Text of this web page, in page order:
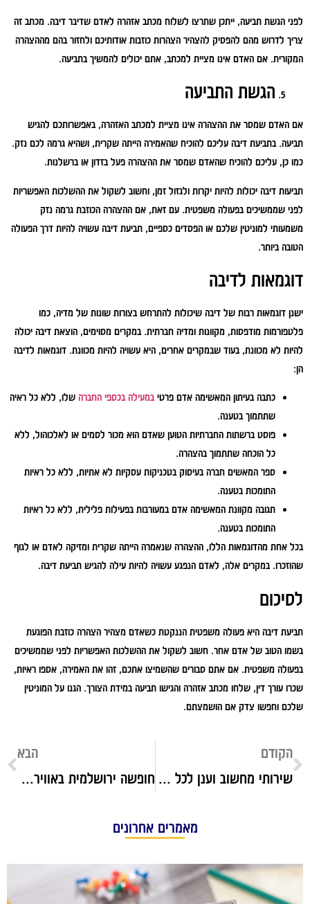
לפני הגשת תביעה, ייתכן שתרצו לשלוח מכתב אזהרה לאדם שדיבר דיבה. מכתב זה
צריך לדרוש מהם להפסיק להצהיר הצהרות כוזבות אודותיכם ולחזור בהם מההצהרה
המקורית. אם האדם אינו מציית למכתב, אתם יכולים להמשיך בתביעה.
הגשת התביעה
אם האדם שמסר את ההצהרה אינו מציית למכתב האזהרה, באפשרותכם להגיש
תביעה. בתביעת דיבה עליכם להוכיח שהאמירה הייתה שקרית, ושהיא גרמה לכם נזק.
כמו כן, עליכם להוכיח שהאדם שמסר את ההצהרה פעל בזדון או ברשלנות.
תביעות דיבה יכולות להיות יקרות ולגזול זמן, וחשוב לשקול את ההשלכות האפשריות
לפני שממשיכים בפעולה משפטית. עם זאת, אם ההצהרה הכוזבת גרמה נזק
משמעותי למוניטין שלכם או הפסדים כספיים, תביעת דיבה עשויה להיות דרך הפעולה
הטובה ביותר.
דוגמאות לדיבה
ישנן דוגמאות רבות של דיבה שיכולות להתרחש בצורות שונות של מדיה, כמו
פלטפורמות מודפסות, מקוונות ומדיה חברתית. במקרים מסוימים, הוצאת דיבה יכולה
להיות לא מכוונת, בעוד שבמקרים אחרים, היא עשויה להיות מכוונת. דוגמאות לדיבה
הן:
כתבה בעיתון המאשימה אדם פרטי במעילה בכספי החברה שלו, ללא כל ראיה
שתתמוך בטענה.
פוסט ברשתות החברתיות הטוען שאדם הוא מכור לסמים או לאלכוהול, ללא
כל הוכחה שתתמוך בהצהרה.
ספר המאשים חברה בעיסוק בטכניקות עסקיות לא אתיות, ללא כל ראיות
התומכות בטענה.
תגובה מקוונת המאשימה אדם במעורבות בפעילות פלילית, ללא כל ראיות
התומכות בטענה.
בכל אחת מהדוגמאות הללו, ההצהרה שנאמרה הייתה שקרית ומזיקה לאדם או לגוף
שהוזכרו. במקרים אלה, לאדם הנפגע עשויה להיות עילה להגיש תביעת דיבה.
לסיכום
תביעת דיבה היא פעולה משפטית הננקטת כשאדם מצהיר הצהרה כוזבת הפוגעת
בשמו הטוב של אדם אחר. חשוב לשקול את ההשלכות האפשריות לפני שממשיכים
בפעולה משפטית. אם אתם סבורים שהשמיצו אתכם, זהו את האמירה, אספו ראיות,
שכרו עורך דין, שלחו מכתב אזהרה והגישו תביעה במידת הצורך. הגנו על המוניטין
שלכם וחפשו צדק אם הושמצתם.
הקודם
שירותי מחשוב וענן לכל בית עסק: הכירו את יוניבו
הבא
חופשה ירושלמית באוויר הרים צלול כיין: הכירו את מלון יערים במעלה החמישה
מאמרים אחרונים